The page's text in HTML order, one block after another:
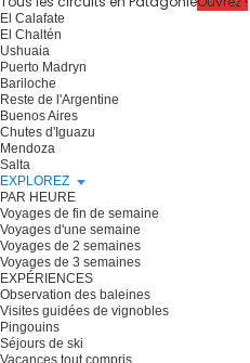
El Calafate
El Chaltén
Ushuaia
Puerto Madryn
Bariloche
Reste de l'Argentine
Buenos Aires
Chutes d'Iguazu
Mendoza
Salta
EXPLOREZ
PAR HEURE
Voyages de fin de semaine
Voyages d'une semaine
Voyages de 2 semaines
Voyages de 3 semaines
EXPÉRIENCES
Observation des baleines
Visites guidées de vignobles
Pingouins
Séjours de ski
Vacances tout compris